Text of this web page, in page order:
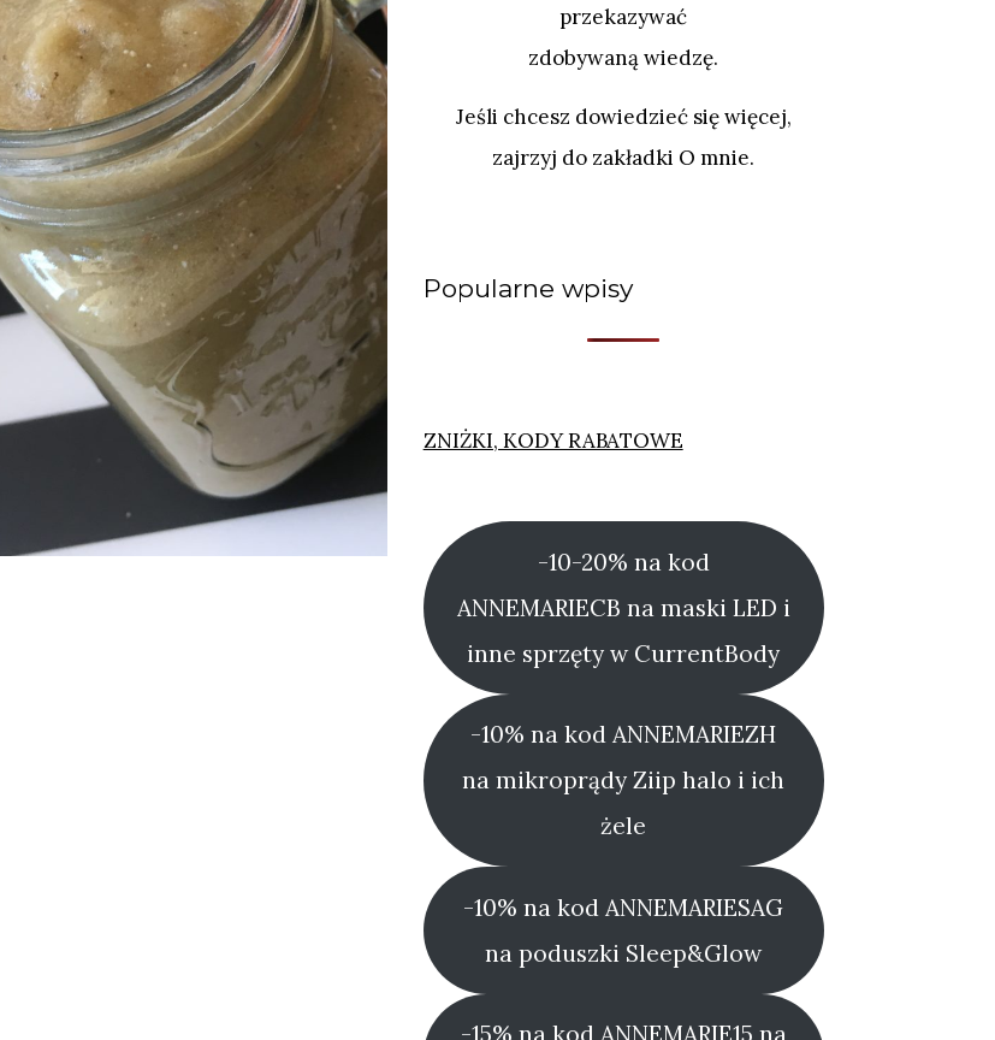
przekazywać
zdobywaną wiedzę.
Jeśli chcesz dowiedzieć się więcej,
zajrzyj do zakładki O mnie.
Popularne wpisy
ZNIŻKI, KODY RABATOWE
-10-20% na kod
ANNEMARIECB na maski LED i
inne sprzęty w CurrentBody
-10% na kod ANNEMARIEZH
na mikroprądy Ziip halo i ich
żele
-10% na kod ANNEMARIESAG
na poduszki Sleep&Glow